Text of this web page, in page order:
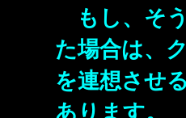
もし、そ
た場合は、
を連想させ
あります。